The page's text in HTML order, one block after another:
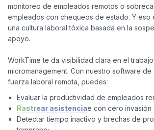
monitoreo de empleados remotos o
empleados con chequeos de estado. Y eso
una cultura laboral tóxica basada en la
apoyo.
WorkTime te da visibilidad clara en el
micromanagement. Con nuestro software
Evaluar la productividad de empleados
Rastrear asistenciae con cero invasión
Detectar tiempo inactivo y brechas de